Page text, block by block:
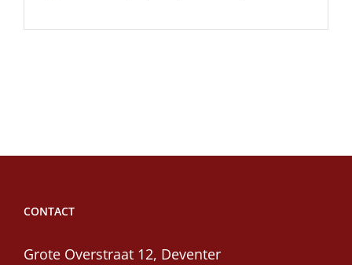
CONTACT
Grote Overstraat 12, Deventer